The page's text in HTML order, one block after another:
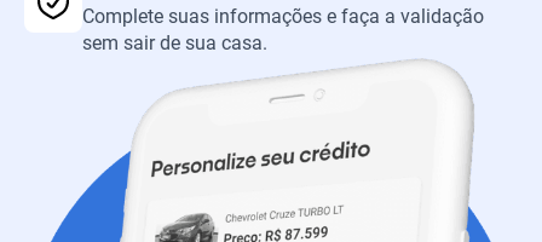
Complete suas informações e faça a validação
sem sair de sua casa.